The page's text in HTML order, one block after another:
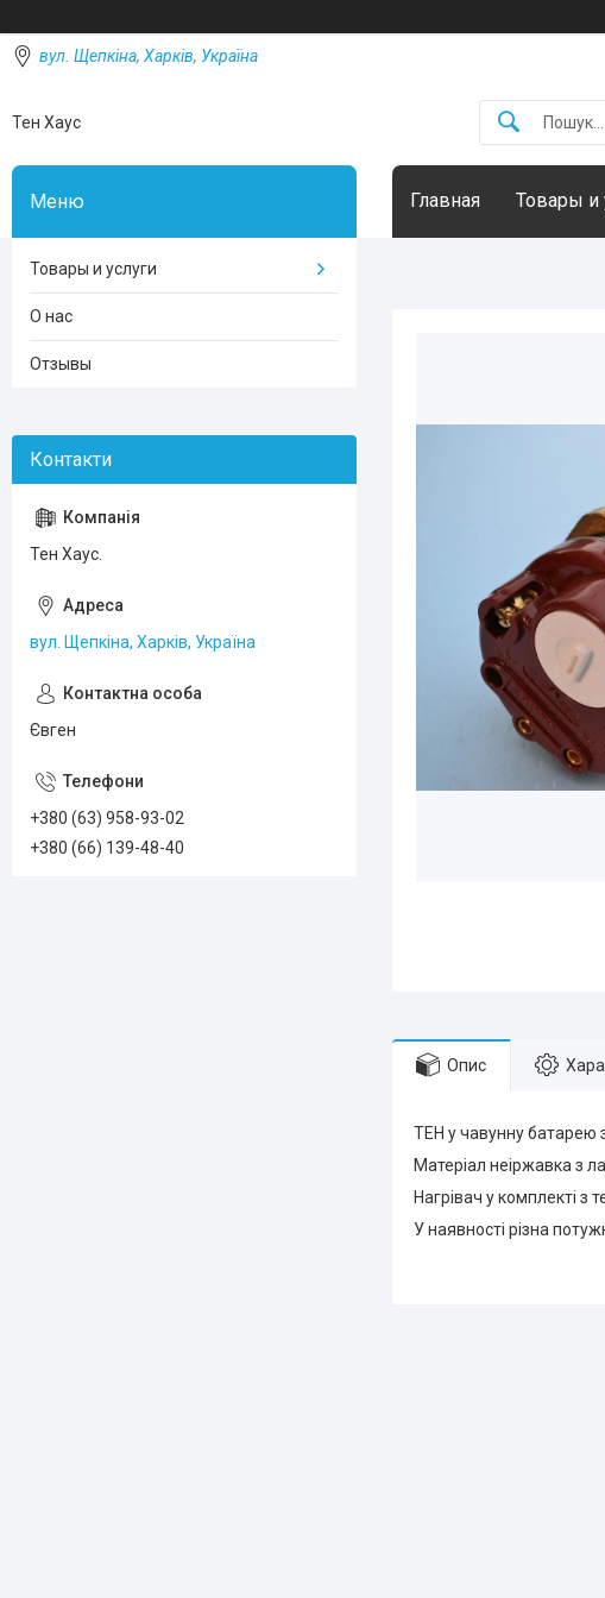
вул. Щепкіна, Харків, Україна
Тен Хаус
Главная Товары и
Опис
ТЕН у чавунну батарею
Матеріал неіржавка з
Нагрівач у комплекті
У наявності різна
Товары и услуги
О нас
Отзывы
Тен Хаус.
вул. Щепкіна, Харків, Україна
Євген
+380 (63) 958-93-02
+380 (66) 139-48-40